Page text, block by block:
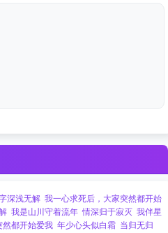
深浅无解 我一心求死后，大家突然都开始
我是山川守着流年 情深归于寂灭 我伴星
然都开始爱我 年少心头似白霜 当归无归